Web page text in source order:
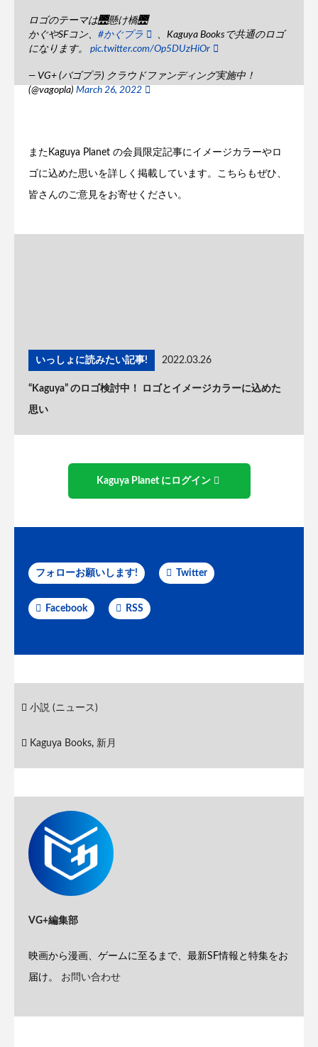
ロゴのテーマは🌉懸け橋🌉
かぐやSFコン、 #かぐプラ
、Kaguya Booksで共通のロゴ
になります。 pic.twitter.com/Op5DUzHiOr
— VG+ (バゴプラ) クラウドファンディング実施中！
(@vagopla) March 26, 2022
またKaguya Planet の会員限定記事にイメージカラーやロ
ゴに込めた思いを詳しく掲載しています。こちらもぜひ、
皆さんのご意見をお寄せください。
いっしょに読みたい記事! 2022.03.26
“Kaguya” のロゴ検討中！ ロゴとイメージカラーに込めた
思い
Kaguya Planet にログイン
フォローお願いします! Twitter
Facebook RSS
小説 (ニュース)
Kaguya Books, 新月
VG+編集部
映画から漫画、ゲームに至るまで、最新SF情報と特集をお
届け。 お問い合わせ